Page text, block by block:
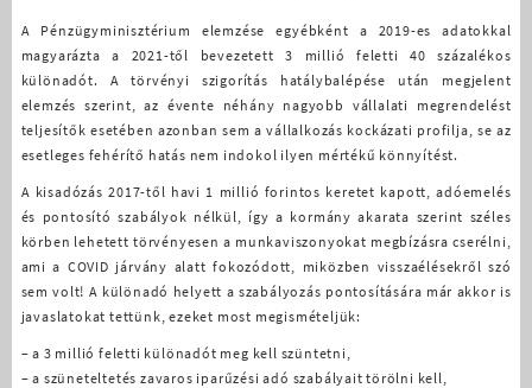
A Pénzügyminisztérium elemzése egyébként a 2019-es adatokkal
magyarázta a 2021-től bevezetett 3 millió feletti 40 százalékos
különadót. A törvényi szigorítás hatálybalépése után megjelent
elemzés szerint, az évente néhány nagyobb vállalati megrendelést
teljesítők esetében azonban sem a vállalkozás kockázati profilja, se az
esetleges fehérítő hatás nem indokol ilyen mértékű könnyítést.
A kisadózás 2017-től havi 1 millió forintos keretet kapott, adóemelés
és pontosító szabályok nélkül, így a kormány akarata szerint széles
körben lehetett törvényesen a munkaviszonyokat megbízásra cserélni,
ami a COVID járvány alatt fokozódott, miközben visszaélésekről szó
sem volt! A különadó helyett a szabályozás pontosítására már akkor is
javaslatokat tettünk, ezeket most megismételjük:
– a 3 millió feletti különadót meg kell szüntetni,
– a szüneteltetés zavaros iparűzési adó szabályait törölni kell,